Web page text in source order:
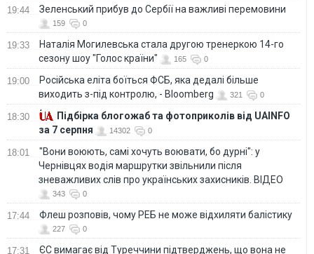
19:44 Зеленський прибув до Сербії на важливі перемовини
159 0
19:33
Наталія Могилевська стала другою тренеркою 14-го
сезону шоу "Голос країни"
165 0
19:00
Російська еліта боїться ФСБ, яка дедалі більше
виходить з-під контролю, - Bloomberg
321 0
18:30
Підбірка блогожаб та фотоприколів від UAINFO
за 7 серпня
14302 0
18:01
"Вони воюють, самі хочуть воювати, бо дурні": у
Чернівцях водія маршрутки звільнили після
зневажливих слів про українських захисників. ВІДЕО
343 0
17:44 Флеш розповів, чому РЕБ не може відхиляти балістику
227 0
17:31 ЄС вимагає від Туреччини підтверджень, що вона не